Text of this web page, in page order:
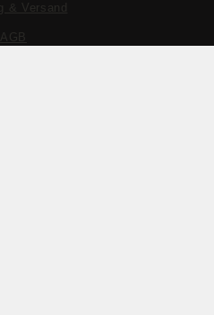
& Versand
AGB